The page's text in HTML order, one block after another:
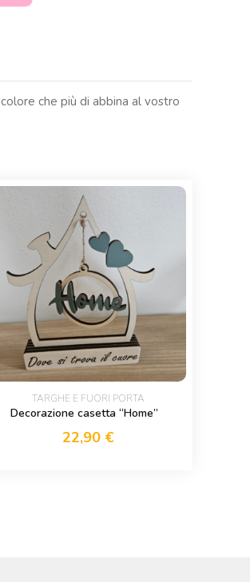
che più di abbina al vostro
TARGHE E FUORI PORTA
Decorazione casetta “Home”
22,90 €